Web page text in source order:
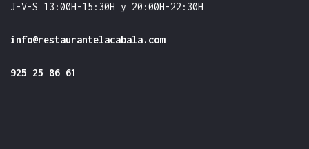
J-V-S 13:00H-15:30H y 20:00H-22:30H
info@restaurantelacabala.com
925 25 86 61